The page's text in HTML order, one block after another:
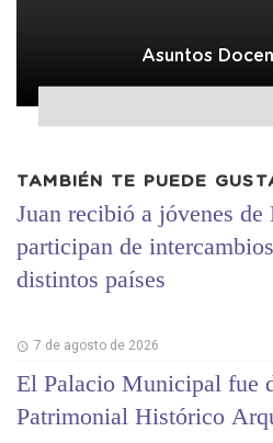
Asuntos
TAMBIÉN TE PUEDE
Juan recibió a jóvenes de
participan de
distintos países
7 de agosto de 2026
El Palacio Municipal fue
Patrimonial Histórico